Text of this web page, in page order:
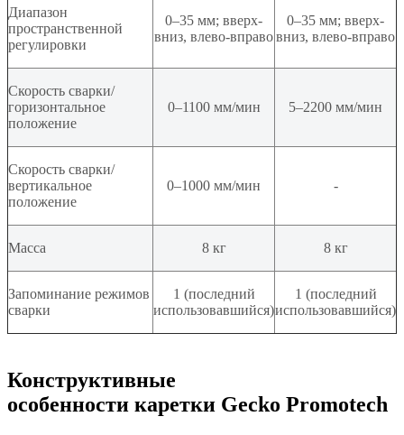
Диапазон
пространственной
регулировки
0–35 мм; вверх-
вниз, влево-вправо
0–35 мм; вверх-
вниз, влево-вправо
Скорость сварки/
горизонтальное
положение
0–1100 мм/мин 5–2200 мм/мин
Скорость сварки/
вертикальное
положение
0–1000 мм/мин -
Масса 8 кг 8 кг
Запоминание режимов
сварки
1 (последний
использовавшийся)
1 (последний
использовавшийся)
Конструктивные
особенности каретки Gecko Promotech